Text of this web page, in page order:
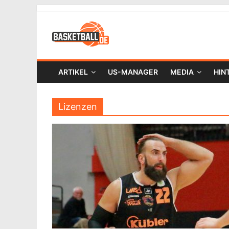
ARTIKEL US-MANAGER MEDIA
Lizenzen